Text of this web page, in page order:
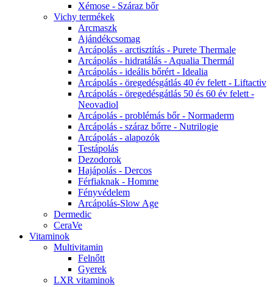
Xémose - Száraz bőr
Vichy termékek
Arcmaszk
Ajándékcsomag
Arcápolás - arctisztítás - Purete Thermale
Arcápolás - hidratálás - Aqualia Thermál
Arcápolás - ideális bőrért - Idealia
Arcápolás - öregedésgátlás 40 év felett - Liftactiv
Arcápolás - öregedésgátlás 50 és 60 év felett -
Neovadiol
Arcápolás - problémás bőr - Normaderm
Arcápolás - száraz bőrre - Nutrilogie
Arcápolás - alapozók
Testápolás
Dezodorok
Hajápolás - Dercos
Férfiaknak - Homme
Fényvédelem
Arcápolás-Slow Age
Dermedic
CeraVe
Vitaminok
Multivitamin
Felnőtt
Gyerek
LXR vitaminok